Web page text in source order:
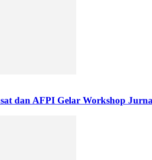
dan AFPI Gelar Workshop